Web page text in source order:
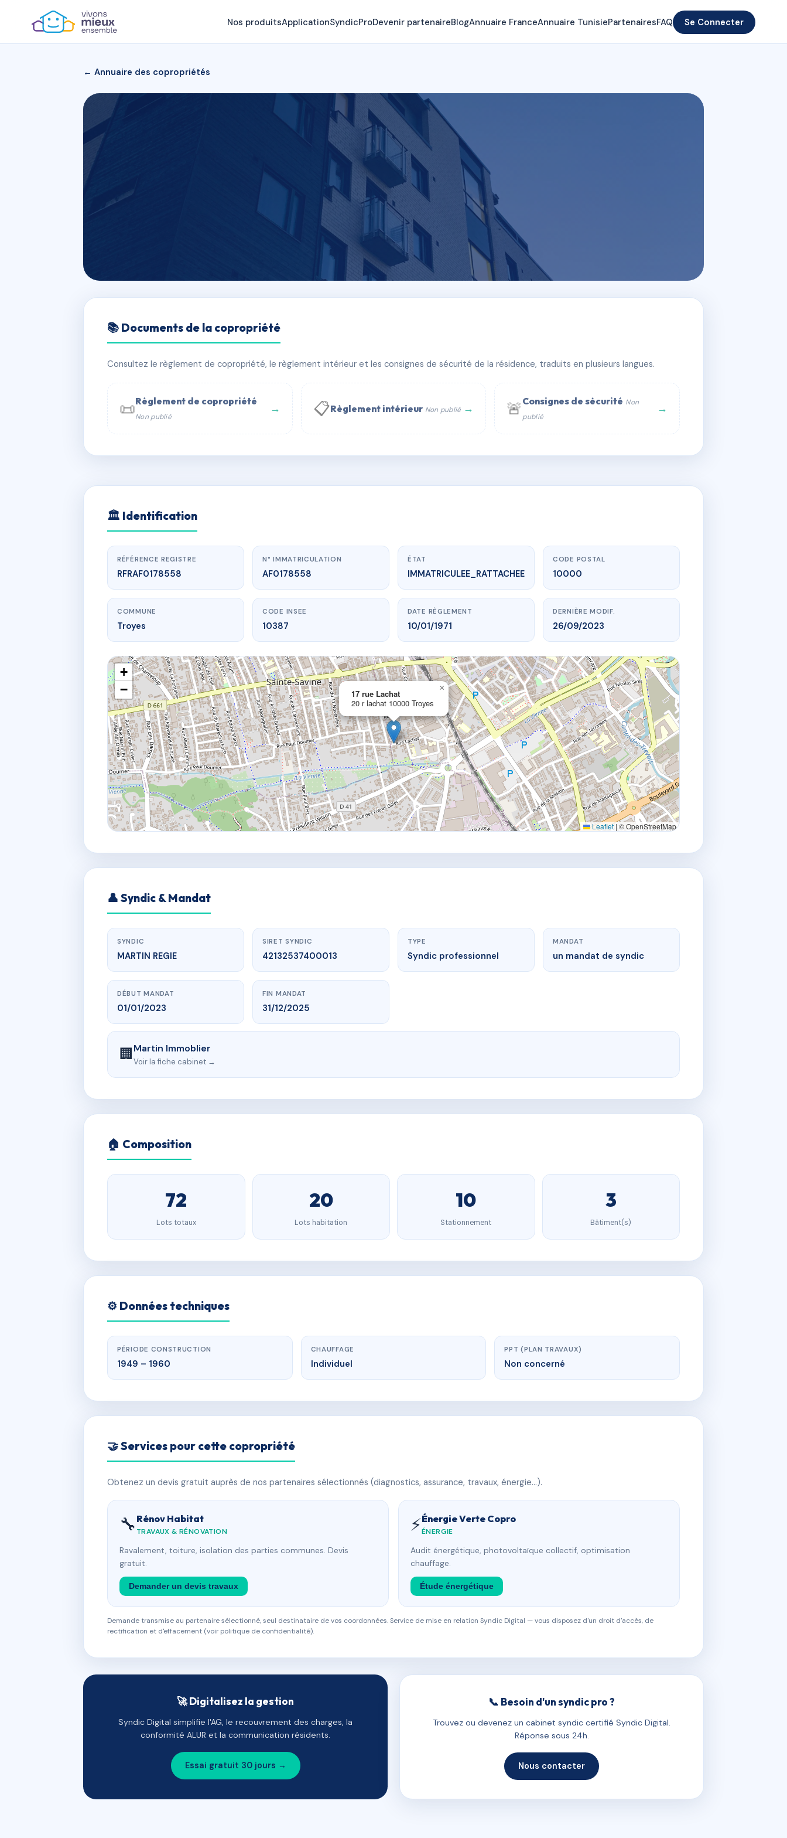
Nos produitsApplicationSyndicProDevenir partenaireBlogAnnuaire FranceAnnuaire TunisiePartenairesFAQ Se Connecter
← Annuaire des copropriétés
17 rue Lachat
📍 20 r lachat 10000 Troyes
📞 Contacter Syndic Digital 💬 WhatsApp
📚 Documents de la copropriété
Consultez le règlement de copropriété, le règlement intérieur et les consignes de sécurité de la résidence, traduits en plusieurs langues.
📜Règlement de copropriété
Non publié
→ 📋Règlement intérieur Non publié → 🚨 Consignes de sécurité Non
publié
→
AF0178558 🇫🇷
www.vme.plus/AF0178558
17 rue Lachat
20 r lachat10000 Troyes
🏛 Identification
RÉFÉRENCE REGISTRE
RFRAF0178558
N° IMMATRICULATION
AF0178558
ÉTAT
IMMATRICULEE_RATTACHEE
CODE POSTAL
10000
COMMUNE
Troyes
CODE INSEE
10387
DATE RÈGLEMENT
10/01/1971
DERNIÈRE MODIF.
26/09/2023
17 rue Lachat
20 r lachat 10000 Troyes
×
+
−
Leaflet | © OpenStreetMap
👤 Syndic & Mandat
SYNDIC
MARTIN REGIE
SIRET SYNDIC
42132537400013
TYPE
Syndic professionnel
MANDAT
un mandat de syndic
DÉBUT MANDAT
01/01/2023
FIN MANDAT
31/12/2025
🏢Martin Immoblier
Voir la fiche cabinet →
🏠 Composition
72
Lots totaux
20
Lots habitation
10
Stationnement
3
Bâtiment(s)
⚙️ Données techniques
PÉRIODE CONSTRUCTION
1949 – 1960
CHAUFFAGE
Individuel
PPT (PLAN TRAVAUX)
Non concerné
🤝 Services pour cette copropriété
Obtenez un devis gratuit auprès de nos partenaires sélectionnés (diagnostics, assurance, travaux, énergie…).
🔧 Rénov Habitat
TRAVAUX & RÉNOVATION
Ravalement, toiture, isolation des parties communes. Devis
gratuit.
Demander un devis travaux
⚡Énergie Verte Copro
ÉNERGIE
Audit énergétique, photovoltaïque collectif, optimisation
chauffage.
Étude énergétique
Demande transmise au partenaire sélectionné, seul destinataire de vos coordonnées. Service de mise en relation Syndic Digital — vous disposez d'un droit d'accès, de
rectification et d'effacement (voir politique de confidentialité).
🚀 Digitalisez la gestion
Syndic Digital simplifie l'AG, le recouvrement des charges, la
conformité ALUR et la communication résidents.
Essai gratuit 30 jours →
📞 Besoin d'un syndic pro ?
Trouvez ou devenez un cabinet syndic certifié Syndic Digital.
Réponse sous 24h.
Nous contacter